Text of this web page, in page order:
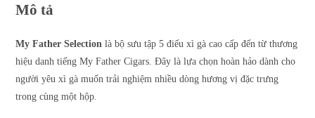
Mô tả
My Father Selectionlà bộ sưu tập 5 điếu xì gà cao cấp đến từ thương
hiệu danh tiếngMy Father Cigars. Đây là lựa chọn hoàn hảo dành cho
người yêu xì gà muốn trải nghiệm nhiều dòng hương vị đặc trưng
trong cùng một hộp.